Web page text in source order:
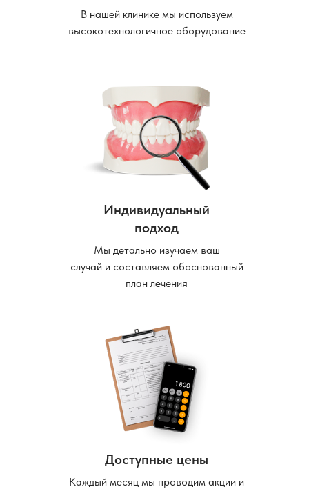
В нашей клинике мы используем
высокотехнологичное оборудование
Доступные цены
Каждый месяц мы проводим акции и
Индивидуальный
подход
Мы детально изучаем ваш
случай и составляем обоснованный
план лечения